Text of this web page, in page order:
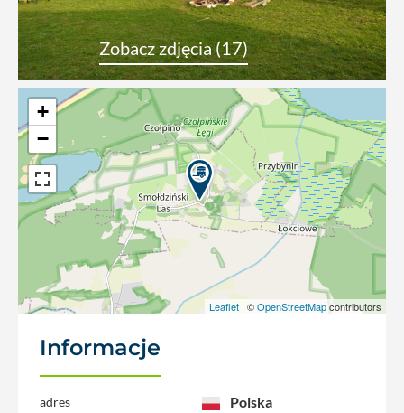
Zobacz zdjęcia (17)
+
−
Leaflet | ©OpenStreetMapcontributors
Informacje
adres
Polska